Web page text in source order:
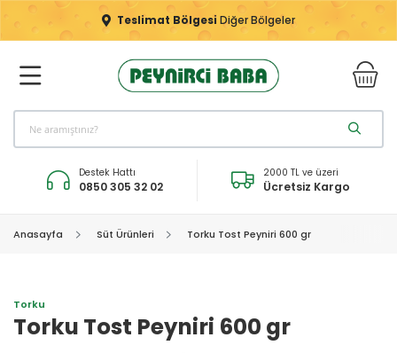
Teslimat Bölgesi Diğer Bölgeler
Destek Hattı
0850 305 32 02
2000 TL ve üzeri
Ücretsiz Kargo
Anasayfa Süt Ürünleri Torku Tost Peyniri 600 gr
Torku
Torku Tost Peyniri 600 gr